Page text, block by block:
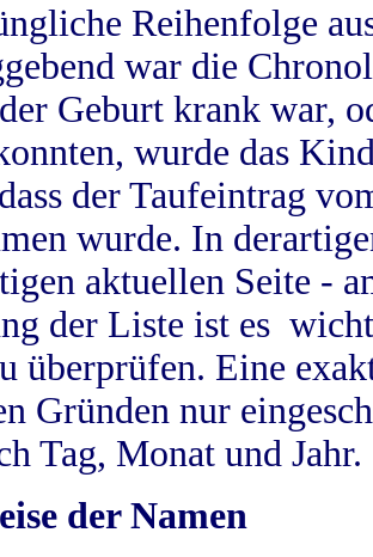
Reihenfolge
war die
Geburt krank war,
wurde das
der Taufeintrag
wurde. In
aktuellen Seite -
der Liste ist es
überprüfen. Eine
Gründen nur
Tag, Monat und Jahr.
der Namen